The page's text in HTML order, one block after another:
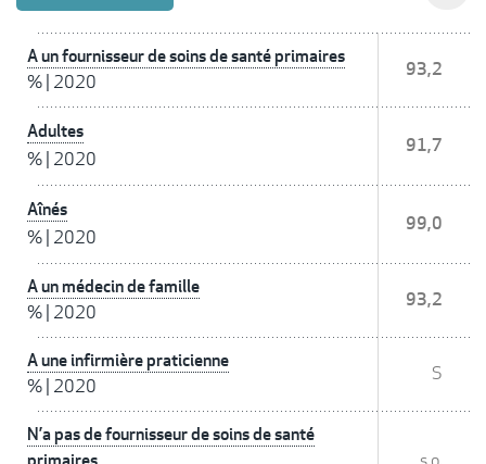
A un fournisseur de soins de santé primaires
% 2020
93,2
Adultes
% 2020
91,7
Aînés
% 2020
99,0
A un médecin de famille
% 2020
93,2
A une infirmière praticienne
% 2020
S
N’a pas de fournisseur de soins de santé